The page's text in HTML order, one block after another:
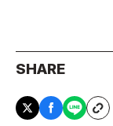
SHARE